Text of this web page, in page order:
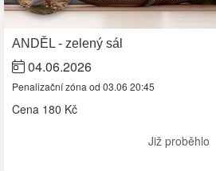
ANDĚL - zelený sál
04.06.2026
Penalizační zóna od 03.06 20:45
Cena 180 Kč
Již proběhlo